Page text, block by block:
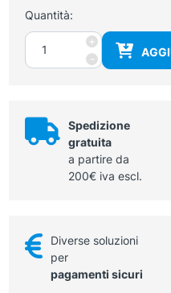
Quantità:
-
Punta
lunga
ginecologica
sterile,
per
riutilizzabile
+
Spedizione
gratuita
a partire da
200€ iva escl.
Diverse soluzioni
per
pagamenti sicuri